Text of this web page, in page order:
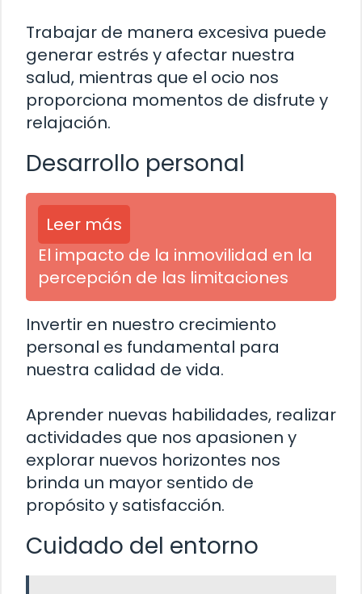
Trabajar de manera excesiva puede
generar estrés y afectar nuestra
salud, mientras que el ocio nos
proporciona momentos de disfrute y
relajación.
Desarrollo personal
Leer más
El impacto de la inmovilidad en la
percepción de las limitaciones
Invertir en nuestro crecimiento
personal es fundamental para
nuestra calidad de vida.
Aprender nuevas habilidades, realizar
actividades que nos apasionen y
explorar nuevos horizontes nos
brinda un mayor sentido de
propósito y satisfacción.
Cuidado del entorno